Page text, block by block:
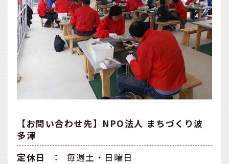
【お問い合わせ先】NPO法人 まちづくり波
多津
定休日
：
毎週土・日曜日